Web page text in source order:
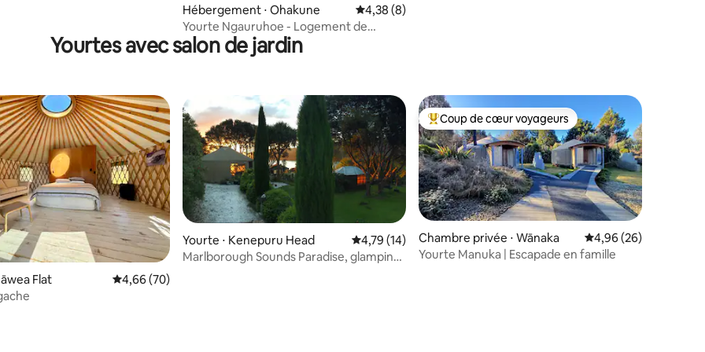
la base de 57 commentaires : 4,75 sur 5Hébergement ⋅ Ohakune
Évaluation moyenne sur la base de 8 commentaires : 4,38 sur 5
4,38 (8)
Yourte Ngauruhoe - Logement de
vacances à Ohakune
Yourtes avec salon de jardin
Flat Évaluation moyenne sur la base de 70 commentaires : 4,66 sur 5
4,66 (70)
Yourte ⋅ Kenepuru Head Évaluation moyenne sur la base de 14 commentaires : 4,79 sur 5
4,79 (14)
Marlborough Sounds Paradise, glamping
Coups de cœur voyageurs les plus appréciés
Coup de cœur voyageurs
Chambre privée ⋅ Wānaka Évaluation moyenne
4,96 (26)
Yourte Manuka | Escapade en famille